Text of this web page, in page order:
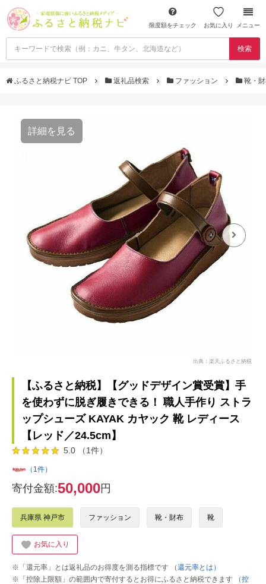
限度額をチェック お気に入り メニュー
検索
ふるさと納税ナビ TOP 返礼品検索 ファッション 靴・
詳細を見る
出典：楽天ふるさと納税
【ふるさと納税】【グッドデザイン賞受賞】手
を使わずに脱ぎ履きできる！ 職人手作り ストラ
ップシューズ KAYAK カヤック 靴 レディース
【レッド／24.5cm】
5.0 （1件）
（1件）
寄付金額:50,000円
兵庫県 神戸市 ファッション 靴・財布 靴
お気に入り
※「還元率」とは返礼品のお得度を測る指標です
（還元率とは）
※「控除上限額」の範囲内で寄付するとお得にふるさと納税できます
（控